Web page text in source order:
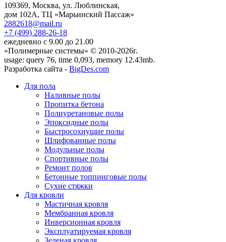
109369, Москва, ул. Люблинская,
дом 102А, ТЦ «Марьинский Пассаж»
2882618@mail.ru
+7 (499) 288-26-18
ежедневно с 9.00 до 21.00
«Полимерные системы» © 2010-2026г.
usage: query 76, time 0,093, memory 12.43mb.
Разработка сайта - BigDes.com
Для пола
Наливные полы
Пропитка бетона
Полиуретановые полы
Эпоксидные полы
Быстросохнущие полы
Шлифованные полы
Модульные полы
Спортивные полы
Ремонт полов
Бетонные топпинговые полы
Сухие стяжки
Для кровли
Мастичная кровля
Мембранная кровля
Инверсионная кровля
Эксплуатируемая кровля
Зеленая кровля